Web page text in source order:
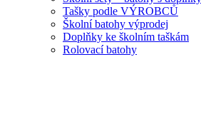
Tašky podle VÝROBCŮ
Školní batohy výprodej
Doplňky ke školním taškám
Rolovací batohy